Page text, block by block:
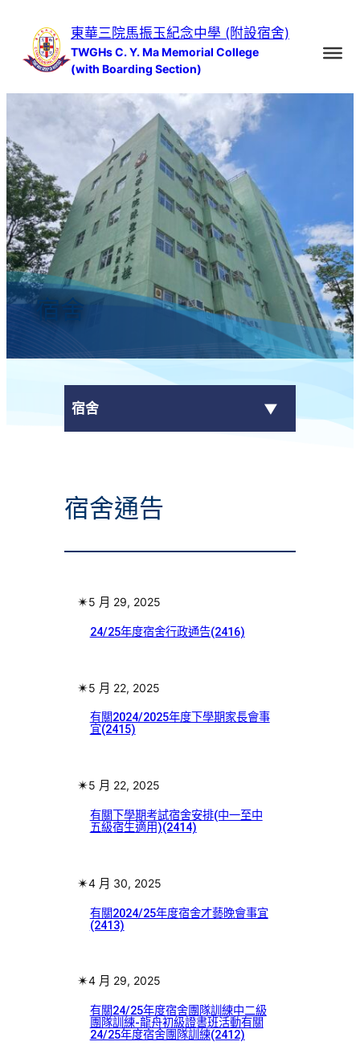
東華三院馬振玉紀念中學 (附設宿舍)
TWGHs C. Y. Ma Memorial College
(with Boarding Section)
宿舍
宿舍
宿舍最新消息
申請宿位
宿舍電視
宿生分享
宿舍通告
✴︎5 月 29, 2025
24/25年度宿舍行政通告(2416)
✴︎5 月 22, 2025
有關2024/2025年度下學期家長會事
宜(2415)
✴︎5 月 22, 2025
有關下學期考試宿舍安排(中一至中
五級宿生適用)(2414)
✴︎4 月 30, 2025
有關2024/25年度宿舍才藝晚會事宜
(2413)
✴︎4 月 29, 2025
有關24/25年度宿舍團隊訓練中二級
團隊訓練-龍舟初級證書班活動有關
24/25年度宿舍團隊訓練(2412)